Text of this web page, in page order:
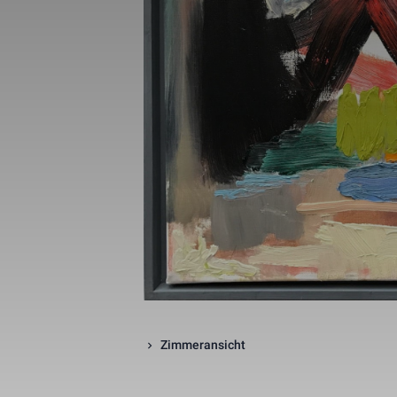
Zimmeransicht
_gat_UA-
_fbp